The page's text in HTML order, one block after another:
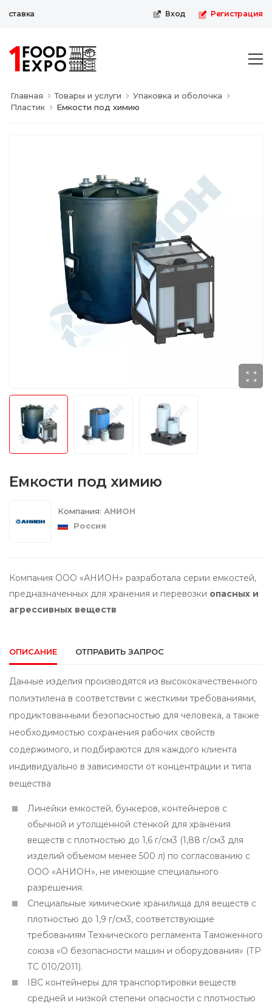
Вход Регистрация
Главная Товары и услуги
Упаковка и оболочка
Пластик
Емкости под химию
Емкости под химию
Компания: АНИОН
Россия
Компания ООО «АНИОН» разработала серии емкостей,
предназначенных для хранения и перевозки опасных и
агрессивных веществ
ОПИСАНИЕ ОТПРАВИТЬ ЗАПРОС
Данные изделия производятся из высококачественного
полиэтилена в соответствии с жесткими требованиями,
продиктованными безопасностью для человека, а также
необходимостью сохранения рабочих свойств
содержимого, и подбираются для каждого клиента
индивидуально в зависимости от концентрации и типа
вещества
Линейки емкостей, бункеров, контейнеров с
обычной и утолщенной стенкой для хранения
веществ с плотностью до 1,6 г/см3 (1,88 г/см3 для
изделий объемом менее 500 л) по согласованию с
ООО «АНИОН», не имеющие специального
разрешения.
Специальные химические хранилища для веществ с
плотностью до 1,9 г/см3, соответствующие
требованиям Технического регламента Таможенного
союза «О безопасности машин и оборудования» (ТР
ТС 010/2011).
IBC контейнеры для транспортировки веществ
средней и низкой степени опасности с плотностью